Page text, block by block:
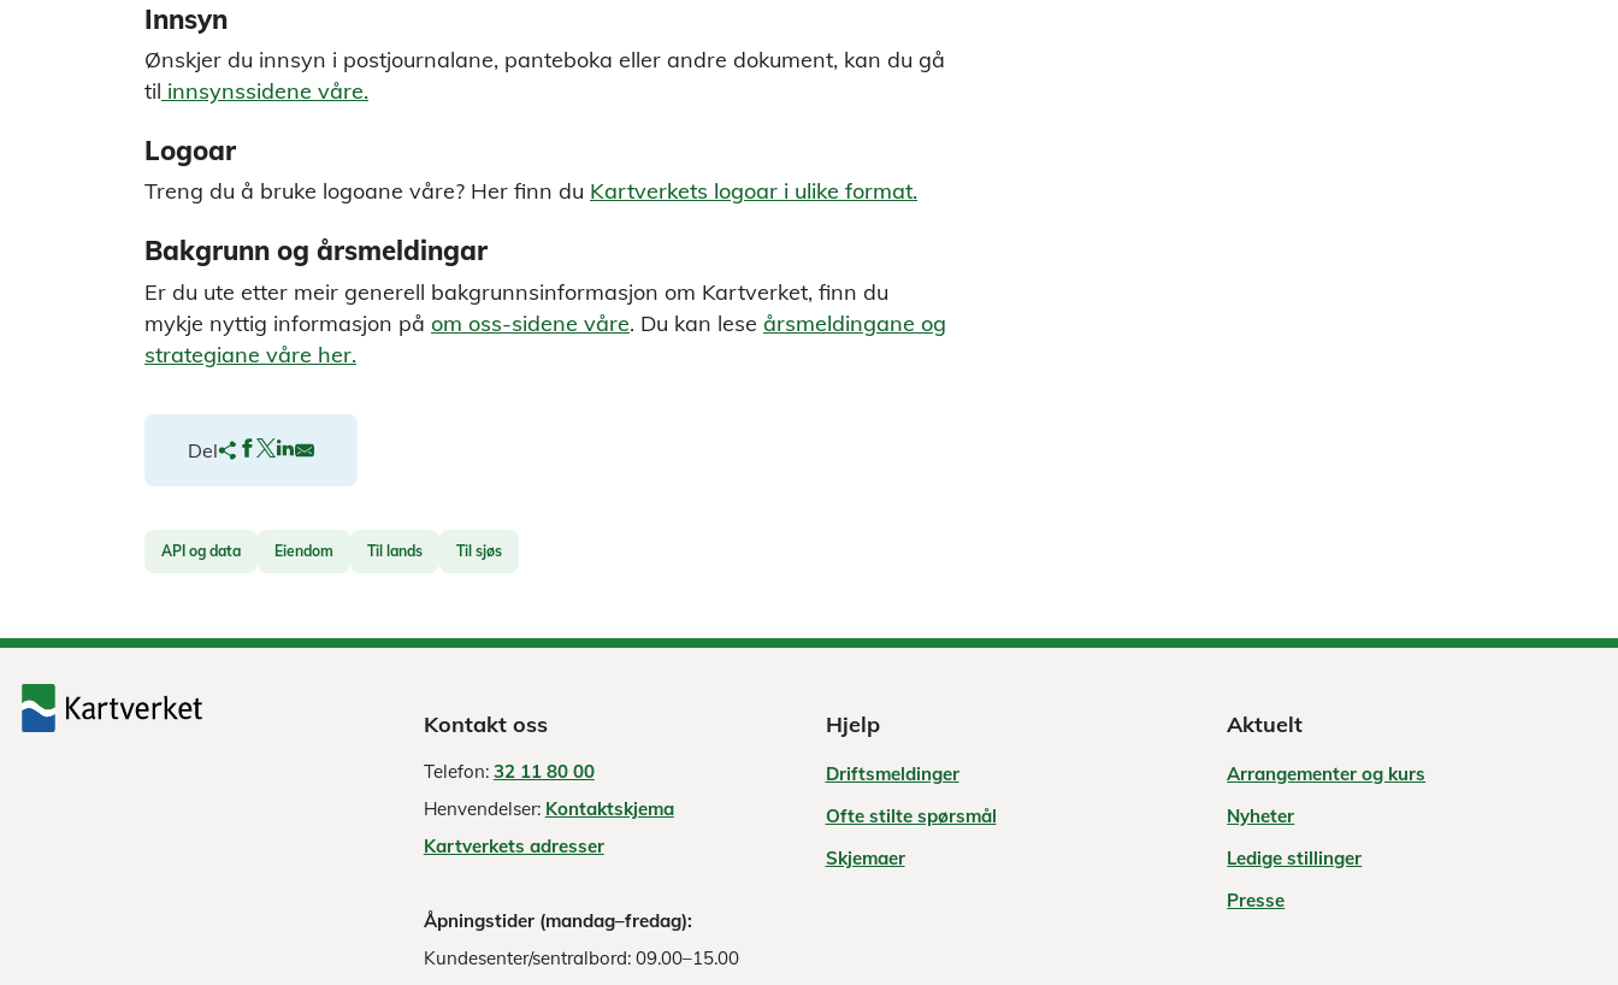
Innsyn
Ønskjer du innsyn i postjournalane, panteboka eller andre dokument, kan du gå
til innsynssidene våre.
Logoar
Treng du å bruke logoane våre? Her finn du Kartverkets logoar i ulike format.
Bakgrunn og årsmeldingar
Er du ute etter meir generell bakgrunnsinformasjon om Kartverket, finn du
mykje nyttig informasjon på om oss-sidene våre. Du kan lese årsmeldingane og
strategiane våre her.
Del
API og data Eiendom Til lands Til sjøs
Kontakt oss
Telefon: 32 11 80 00
Henvendelser: Kontaktskjema
Kartverkets adresser
Åpningstider (mandag–fredag):
Kundesenter/sentralbord: 09.00–15.00
Hjelp
Driftsmeldinger
Ofte stilte spørsmål
Skjemaer
Aktuelt
Arrangementer og kurs
Nyheter
Ledige stillinger
Presse